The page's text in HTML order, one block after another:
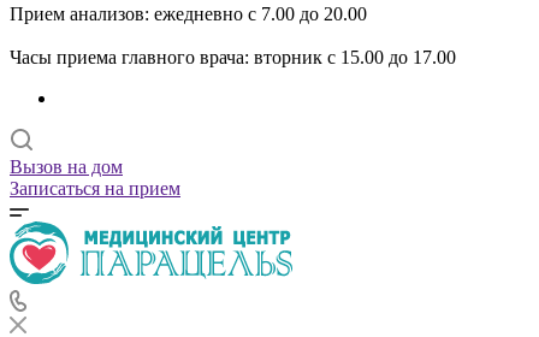
Прием анализов: ежедневно с 7.00 до 20.00
Часы приема главного врача: вторник с 15.00 до 17.00
Вызов на дом
Записаться на прием